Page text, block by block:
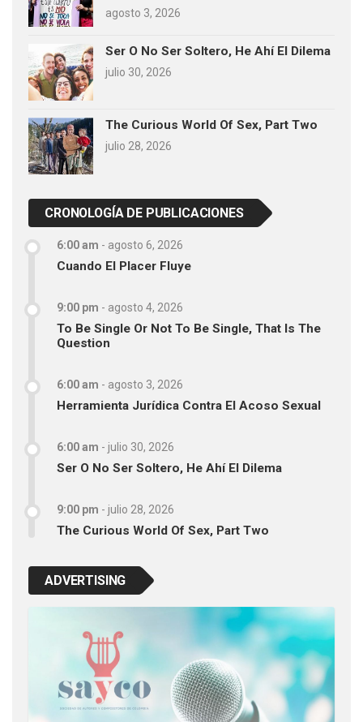
agosto 3, 2026
Ser O No Ser Soltero, He Ahí El Dilema
julio 30, 2026
The Curious World Of Sex, Part Two
julio 28, 2026
CRONOLOGÍA DE PUBLICACIONES
6:00 am - agosto 6, 2026
Cuando El Placer Fluye
9:00 pm - agosto 4, 2026
To Be Single Or Not To Be Single, That Is The
Question
6:00 am - agosto 3, 2026
Herramienta Jurídica Contra El Acoso Sexual
6:00 am - julio 30, 2026
Ser O No Ser Soltero, He Ahí El Dilema
9:00 pm - julio 28, 2026
The Curious World Of Sex, Part Two
ADVERTISING